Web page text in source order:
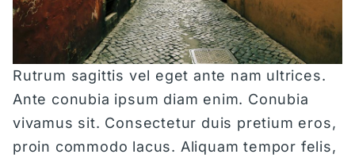
Rutrum sagittis vel eget ante nam ultrices.
Ante conubia ipsum diam enim. Conubia
vivamus sit. Consectetur duis pretium eros,
proin commodo lacus. Aliquam tempor felis,